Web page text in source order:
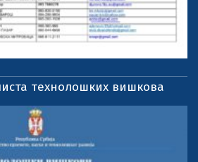
технолошких вишкова